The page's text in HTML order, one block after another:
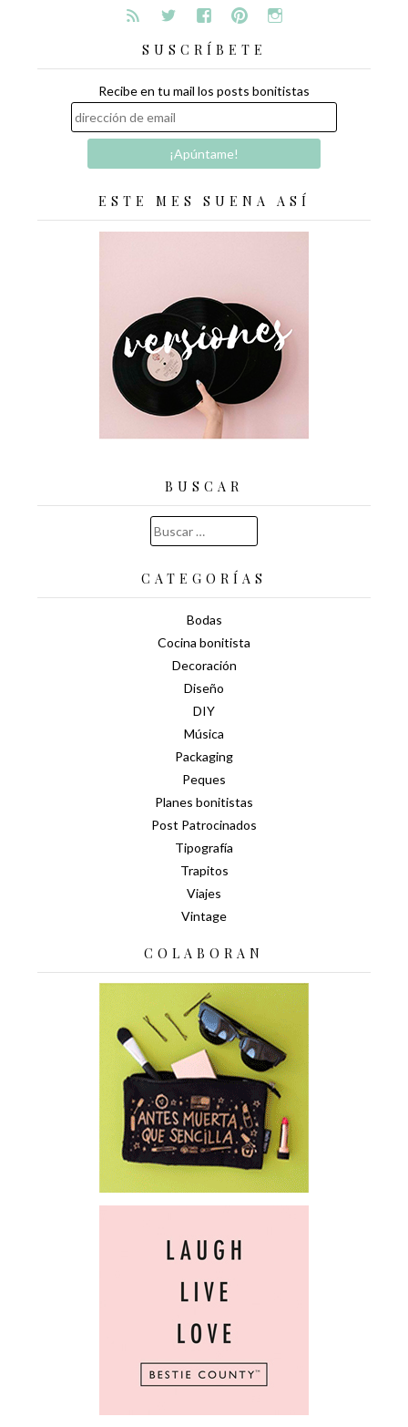
SUSCRÍBETE
Recibe en tu mail los posts bonitistas
ESTE MES SUENA ASÍ
BUSCAR
Buscar:
CATEGORÍAS
Bodas
Cocina bonitista
Decoración
Diseño
DIY
Música
Packaging
Peques
Planes bonitistas
Post Patrocinados
Tipografía
Trapitos
Viajes
Vintage
COLABORAN